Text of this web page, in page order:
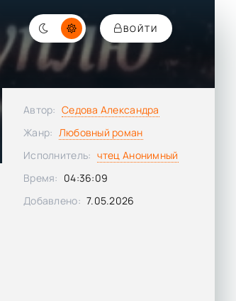
ВОЙТИ
Автор: Седова Александра
Жанр: Любовный роман
Исполнитель: чтец Анонимный
Время: 04:36:09
Добавлено: 7.05.2026